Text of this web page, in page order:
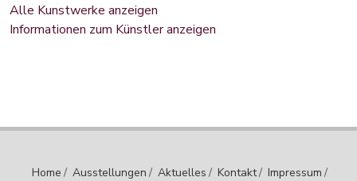
Alle Kunstwerke anzeigen
Informationen zum Künstler anzeigen
Home / Ausstellungen / Aktuelles / Kontakt/ Impressum /